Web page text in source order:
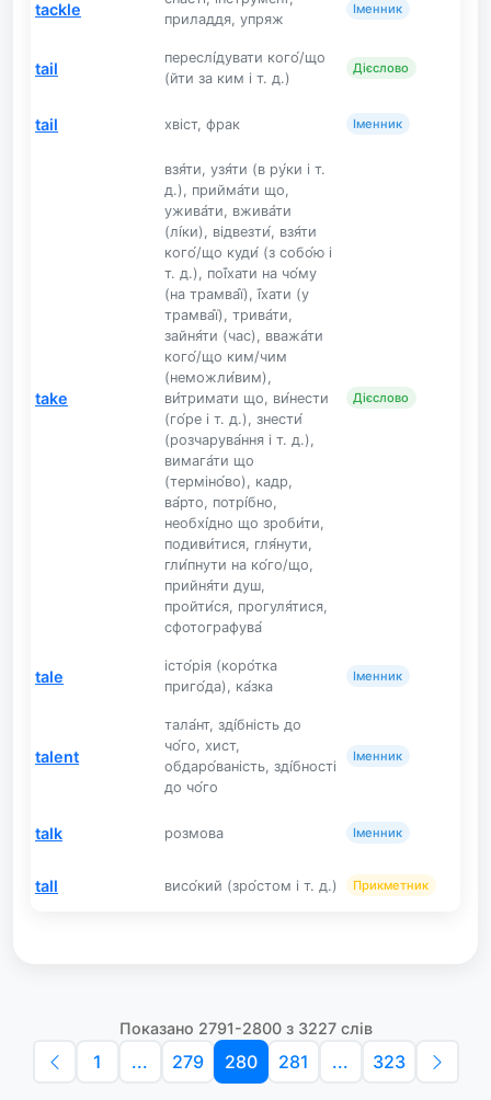
tackle
приладдя, упряж
Іменник
tail
переслі́дувати кого́/що
(йти за ким і т. д.)
Дієслово
tail хвіст, фрак Іменник
take
взя́ти, узя́ти (в ру́ки і т.
д.), прийма́ти що,
ужива́ти, вжива́ти
(лі́ки), відвезти́, взя́ти
кого́/що куди́ (з собо́ю і
т. д.), пої́хати на чо́му
(на трамва́ї), ї́хати (у
трамва́ї), трива́ти,
зайня́ти (час), вважа́ти
кого́/що ким/чим
(неможли́вим),
ви́тримати що, ви́нести
(го́ре і т. д.), знести́
(розчарува́ння і т. д.),
вимага́ти що
(терміно́во), кадр,
ва́рто, потрі́бно,
необхі́дно що зроби́ти,
подиви́тися, гля́нути,
гли́пнути на ко́го/що,
прийня́ти душ,
пройти́ся, прогуля́тися,
сфотографува́
Дієслово
tale
істо́рія (коро́тка
приго́да), ка́зка
Іменник
talent
тала́нт, зді́бність до
чо́го, хист,
обдаро́ваність, зді́бності
до чо́го
Іменник
talk розмова Іменник
tall висо́кий (зро́стом і т. д.) Прикметник
Показано 2791-2800 з 3227 слів
1 ... 279 280 281 ... 323